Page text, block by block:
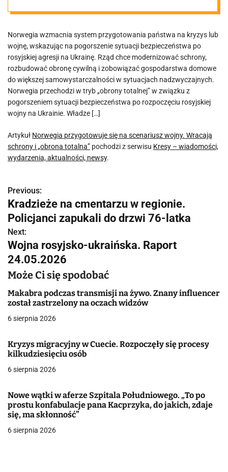
wojny. Wracają
schrony i
„obrona
totalna”
Norwegia wzmacnia system przygotowania państwa na kryzys lub
wojnę, wskazując na pogorszenie sytuacji bezpieczeństwa po
rosyjskiej agresji na Ukrainę. Rząd chce modernizować schrony,
rozbudować obronę cywilną i zobowiązać gospodarstwa domowe
do większej samowystarczalności w sytuacjach nadzwyczajnych.
Norwegia przechodzi w tryb „obrony totalnej” w związku z
pogorszeniem sytuacji bezpieczeństwa po rozpoczęciu rosyjskiej
wojny na Ukrainie. Władze […]
Artykuł Norwegia przygotowuje się na scenariusz wojny. Wracają
schrony i „obrona totalna” pochodzi z serwisu Kresy – wiadomości,
wydarzenia, aktualności, newsy.
N
a
w
i
g
a
c
a
w
i
s
Previous:
Kradzieże na cmentarzu w regionie.
Policjanci zapukali do drzwi 76-latka
Next:
Wojna rosyjsko-ukraińska. Raport
24.05.2026
Może Ci się spodobać
Makabra podczas transmisji na żywo. Znany influencer
został zastrzelony na oczach widzów
6 sierpnia 2026
Kryzys migracyjny w Cuecie. Rozpoczęły się procesy
kilkudziesięciu osób
6 sierpnia 2026
Nowe wątki w aferze Szpitala Południowego. „To po
prostu konfabulacje pana Kacprzyka, do jakich, zdaje
się, ma skłonność”
6 sierpnia 2026